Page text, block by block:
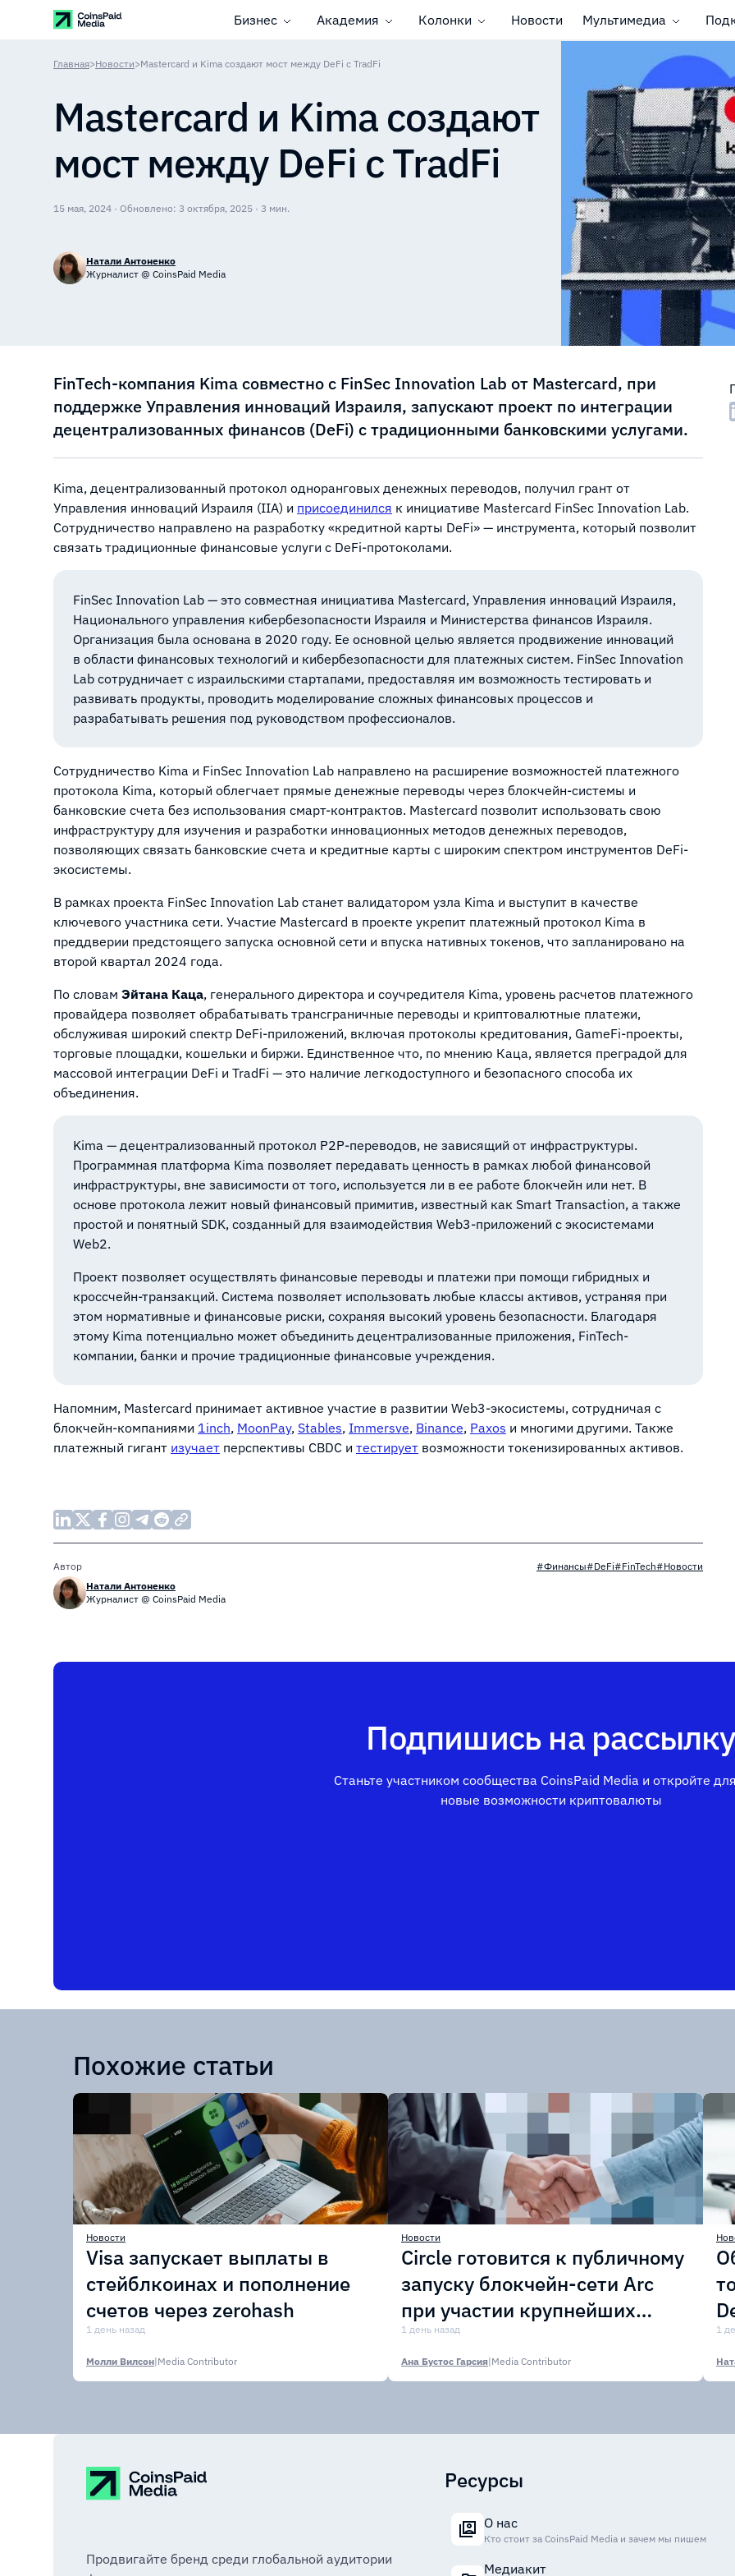
Бизнес Академия Колонки Новости Мультимедиа
Главная>Новости>Mastercard и Kima создают мост между DeFi с TradFi
Mastercard и Kima создают
мост между DeFi с TradFi
15 мая, 2024 · Обновлено: 3 октября, 2025 · 3 мин.
Натали Антоненко
Журналист @ CoinsPaid Media
FinTech-компания Kima совместно с FinSec Innovation Lab от Mastercard, при
поддержке Управления инноваций Израиля, запускают проект по интеграции
децентрализованных финансов (DeFi) с традиционными банковскими услугами.
Kima, децентрализованный протокол одноранговых денежных переводов, получил грант от
Управления инноваций Израиля (IIA) и присоединился к инициативе Mastercard FinSec Innovation Lab.
Сотрудничество направлено на разработку «кредитной карты DeFi» — инструмента, который позволит
связать традиционные финансовые услуги с DeFi-протоколами.
FinSec Innovation Lab — это совместная инициатива Mastercard, Управления инноваций Израиля,
Национального управления кибербезопасности Израиля и Министерства финансов Израиля.
Организация была основана в 2020 году. Ее основной целью является продвижение инноваций
в области финансовых технологий и кибербезопасности для платежных систем. FinSec Innovation
Lab сотрудничает с израильскими стартапами, предоставляя им возможность тестировать и
развивать продукты, проводить моделирование сложных финансовых процессов и
разрабатывать решения под руководством профессионалов.
Сотрудничество Kima и FinSec Innovation Lab направлено на расширение возможностей платежного
протокола Kima, который облегчает прямые денежные переводы через блокчейн-системы и
банковские счета без использования смарт-контрактов. Mastercard позволит использовать свою
инфраструктуру для изучения и разработки инновационных методов денежных переводов,
позволяющих связать банковские счета и кредитные карты с широким спектром инструментов DeFi-
экосистемы.
В рамках проекта FinSec Innovation Lab станет валидатором узла Kima и выступит в качестве
ключевого участника сети. Участие Mastercard в проекте укрепит платежный протокол Kima в
преддверии предстоящего запуска основной сети и впуска нативных токенов, что запланировано на
второй квартал 2024 года.
По словам Эйтана Каца, генерального директора и соучредителя Kima, уровень расчетов платежного
провайдера позволяет обрабатывать трансграничные переводы и криптовалютные платежи,
обслуживая широкий спектр DeFi-приложений, включая протоколы кредитования, GameFi-проекты,
торговые площадки, кошельки и биржи. Единственное что, по мнению Каца, является преградой для
массовой интеграции DeFi и TradFi — это наличие легкодоступного и безопасного способа их
объединения.
Kima — децентрализованный протокол P2P-переводов, не зависящий от инфраструктуры.
Программная платформа Kima позволяет передавать ценность в рамках любой финансовой
инфраструктуры, вне зависимости от того, используется ли в ее работе блокчейн или нет. В
основе протокола лежит новый финансовый примитив, известный как Smart Transaction, а также
простой и понятный SDK, созданный для взаимодействия Web3-приложений с экосистемами
Web2.
Проект позволяет осуществлять финансовые переводы и платежи при помощи гибридных и
кроссчейн-транзакций. Система позволяет использовать любые классы активов, устраняя при
этом нормативные и финансовые риски, сохраняя высокий уровень безопасности. Благодаря
этому Kima потенциально может объединить децентрализованные приложения, FinTech-
компании, банки и прочие традиционные финансовые учреждения.
Напомним, Mastercard принимает активное участие в развитии Web3-экосистемы, сотрудничая с
блокчейн-компаниями 1inch, MoonPay, Stables, Immersve, Binance, Paxos и многими другими. Также
платежный гигант изучает перспективы CBDC и тестирует возможности токенизированных активов.
Автор
Натали Антоненко
Журналист @ CoinsPaid Media
#Финансы#DeFi#FinTech#Новости
Подпишись на рассылку
Станьте участником сообщества CoinsPaid Media и откройте
новые возможности криптовалюты
Похожие статьи
Новости
Visa запускает выплаты в
стейблкоинах и пополнение
счетов через zerohash
1 день назад
Молли Вилсон|Media Contributor
Новости
Circle готовится к публичному
запуску блокчейн-сети Arc
при участии крупнейших
финансовых организаций
1 день назад
Ана Бустос Гарсия|Media Contributor
1
Продвигайте бренд среди глобальной аудитории
Ресурсы
О нас
Кто стоит за CoinsPaid Media и зачем мы пишем
Медиакит